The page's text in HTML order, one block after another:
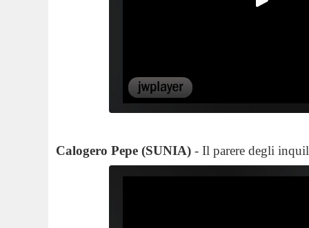
Calogero Pepe (SUNIA) - Il parere degli